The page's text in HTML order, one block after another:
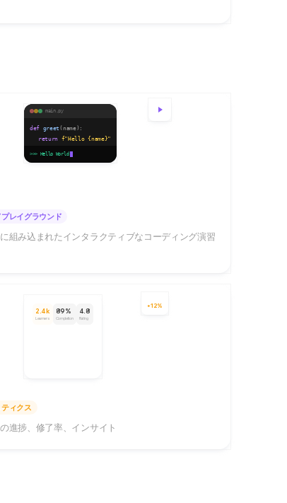
main.py
def greet (name):
return f"Hello{name}"
print(greet("World"
>>> Hello World
プレイグラウンド
組み込まれたインタラクティブなコーディング演習
2.4k
Learners
89%
Completion
4.8
Rating
+12%
ィクス
進捗、修了率、インサイト